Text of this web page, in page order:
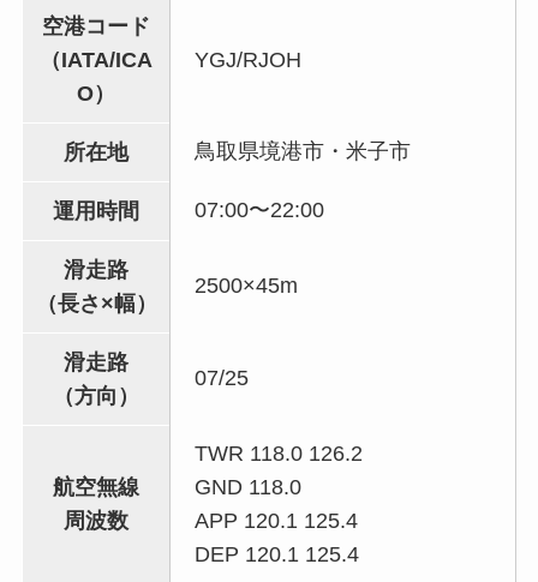
空港コード
（IATA/ICA
O）
YGJ/RJOH
所在地 鳥取県境港市・米子市
運用時間 07:00〜22:00
滑走路
（長さ×幅）
2500×45m
滑走路
（方向）
07/25
航空無線
周波数
TWR 118.0 126.2
GND 118.0
APP 120.1 125.4
DEP 120.1 125.4